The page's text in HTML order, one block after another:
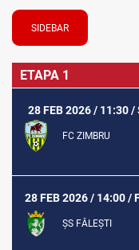
SIDEBAR
ETAPA 1
28 FEB 2026 / 11:30 /
FC ZIMBRU
28 FEB 2026 / 14:00 /
ȘS FĂLEȘTI